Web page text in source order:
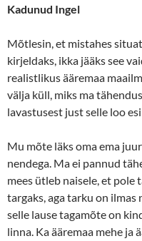
Kadunud Ingel
Mõtlesin, et mistahes
kirjeldaks, ikka jääks see
realistlikus ääremaa
välja küll, miks ma
lavastusest just selle loo
Mu mõte läks oma ema
nendega. Ma ei pannud
mees ütleb naisele, et pole
targaks, aga tarku on ilmas
selle lause tagamõte on
linna. Ka ääremaa mehe ja